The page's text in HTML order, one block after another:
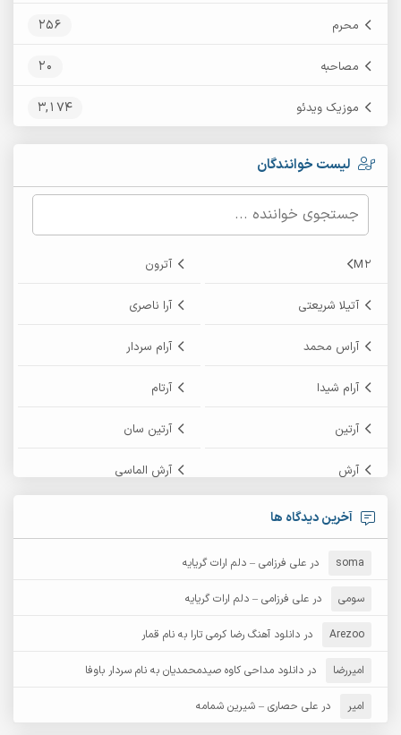
محرم 256
مصاحبه 20
موزیک ویدئو 3,174
لیست خوانندگان
M2 آترون
آتیلا شریعتی آرا ناصری
آراس محمد آرام سردار
آرام شیدا آرتام
آرتین آرتین سان
آرش آرش الماسی
آرش امامی
آرش دی جی 2
آرش عثمان
آرش مبهم آرش مستشیری
آرش مهرابی آرش نظری
آرشام
آخرین دیدگاه ها
soma در علی فرزامی – دلم ارات گریایه
سومی در علی فرزامی – دلم ارات گریایه
Arezoo در دانلود آهنگ رضا کرمی تارا به نام قمار
امیررضا در دانلود مداحی کاوه صیدمحمدیان به نام سردار باوفا
امیر در علی حصاری – شیرین شمامه